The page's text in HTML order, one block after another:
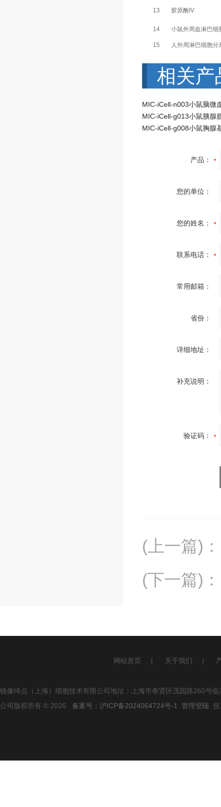
13 胶原酶IV
14 小鼠外周血淋巴细
15 人外周淋巴细胞分
相关产
产品：
您的单位：
您的姓名：
联系电话：
常用邮箱：
省份：
详细地址：
补充说明：
验证码：
(上一篇) ：
(下一篇) ：
网站首页 | 关于我们 |
镜像绮点（上海）细胞技术有限公司地址：上海市奉贤区茂园路260号
公司版权所有 © 2026 备案号：沪ICP备2024064724号-1 管理登陆